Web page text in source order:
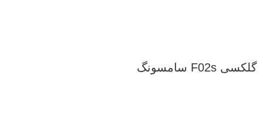
گلکسی F02s سامسونگ